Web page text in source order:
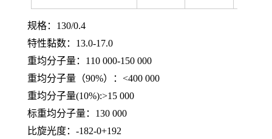
规格： 130/0.4
特性黏数： 13.0-17.0
重均分子量： 110 000-150 000
重均分子量（90%）：<400 000
重均分子量(10%):>15 000
标重均分子量： 130 000
比旋光度： -182-0+192